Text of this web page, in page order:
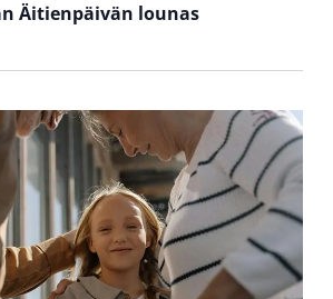
Äitienpäivän lounas